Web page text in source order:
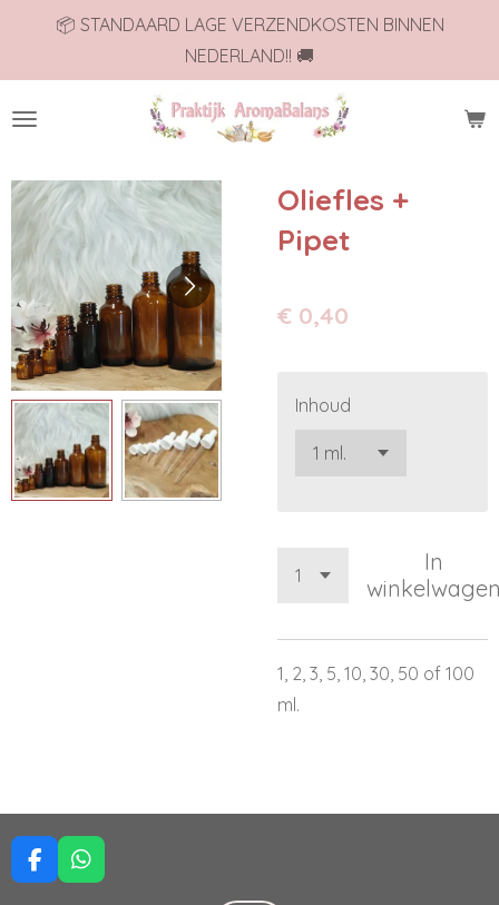
de
📦 STANDAARD LAGE VERZENDKOSTEN BINNEN
NEDERLAND!! 🚚
Oliefles +
Pipet
€ 0,40
Inhoud
In
1, 2, 3, 5, 10, 30, 50 of 100
ml.
F
a
W
h